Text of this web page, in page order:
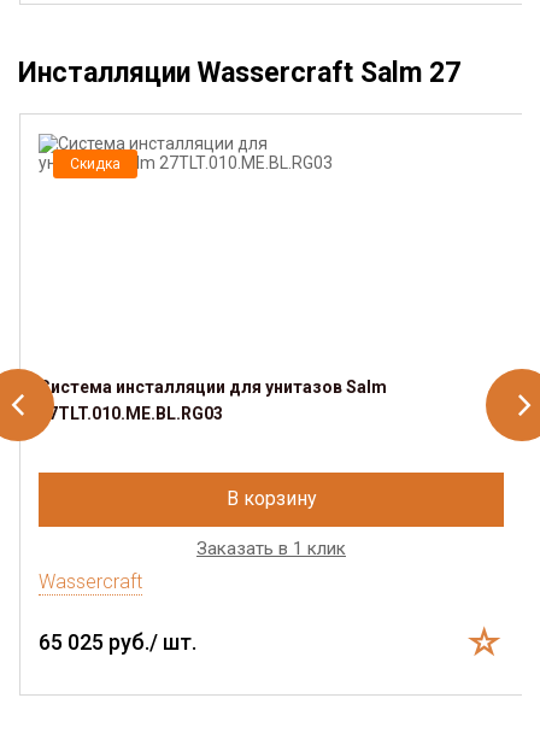
Инсталляции Wassercraft Salm 27
Скидка
Система инсталляции для унитазов Salm
27TLT.010.ME.BL.RG03
В корзину
Заказать в 1 клик
Wassercraft
65 025 руб./ шт.